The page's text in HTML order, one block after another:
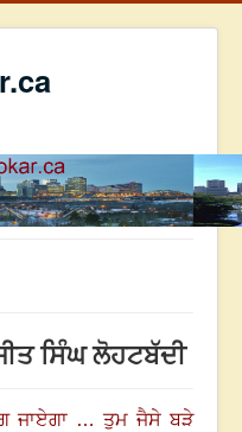
ਸਿੰਘ ਲੋਹਟਬੱਦੀ
ਜਾਏਗਾ … ਤੁਮ ਜੈਸੇ ਬੜੇ